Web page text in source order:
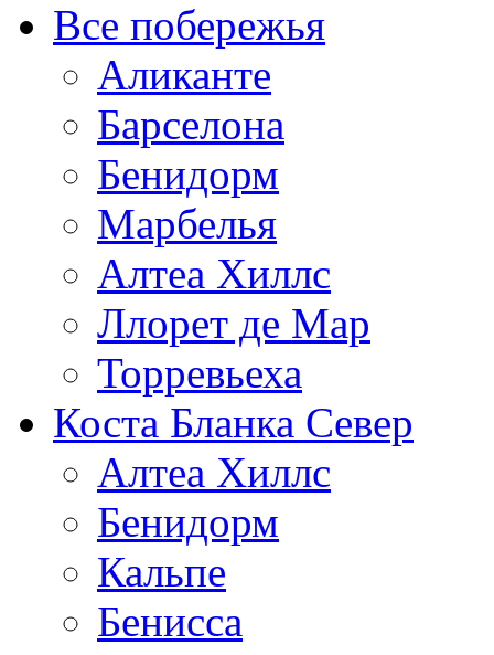
Все побережья
Аликанте
Барселона
Бенидорм
Марбелья
Алтеа Хиллс
Ллорет де Мар
Торревьеха
Коста Бланка Север
Алтеа Хиллс
Бенидорм
Кальпе
Бенисса